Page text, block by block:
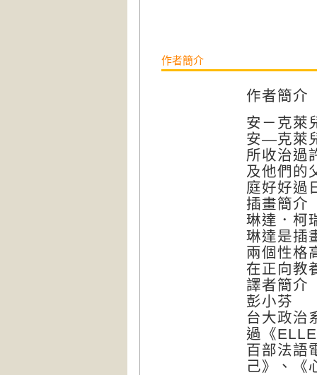
作者簡介
作者簡
安－克萊
安—克萊
所收治過
及他們的
庭好好過
插畫簡
琳達．柯
琳達是插
兩個性格
在正向教
譯者簡介
彭小芬
台大政治
過《
百部法語
己》、《